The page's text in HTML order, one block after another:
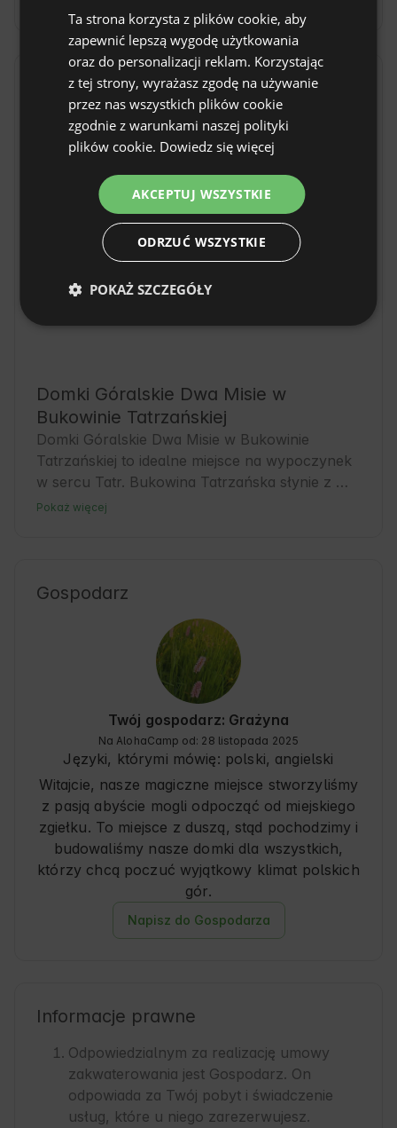
Lokalizacja
Bukowina Tatrzańska, woj. małopolskie, Polska
Domki Góralskie Dwa Misie w
Bukowinie Tatrzańskiej
Domki Góralskie Dwa Misie w Bukowinie
Tatrzańskiej to idealne miejsce na wypoczynek
w sercu Tatr. Bukowina Tatrzańska słynie z
pięknej górskiej przyrody i tradycyjnej kultury
Komfortowe domki zapewniają przytulną
relaksowi po dniu pełnym przygód. Goście
docenią również lokalne smaki i regionalną
gościnność gospodarzy.
Pokaż więcej
Gospodarz
Twój gospodarz: Grażyna
Na AlohaCamp od: 28 listopada 2025
Języki, którymi mówię: polski, angielski
Witajcie, nasze magiczne miejsce stworzyliśmy
z pasją abyście mogli odpocząć od miejskiego
zgiełku. To miejsce z duszą, stąd pochodzimy i
budowaliśmy nasze domki dla wszystkich,
którzy chcą poczuć wyjątkowy klimat polskich
gór.
Napisz do Gospodarza
Informacje prawne
Odpowiedzialnym za realizację umowy
zakwaterowania jest Gospodarz. On
odpowiada za Twój pobyt i świadczenie
usług, które u niego zarezerwujesz.
SPANISH
GERMAN
DUTCH
Ta strona korzysta z plików cookie, aby
zapewnić lepszą wygodę użytkowania
oraz do personalizacji reklam. Korzystając
z tej strony, wyrażasz zgodę na używanie
przez nas wszystkich plików cookie
zgodnie z warunkami naszej polityki
plików cookie. Dowiedz się więcej
AKCEPTUJ WSZYSTKIE
ODRZUĆ WSZYSTKIE
POKAŻ SZCZEGÓŁY